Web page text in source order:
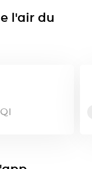
l'air du